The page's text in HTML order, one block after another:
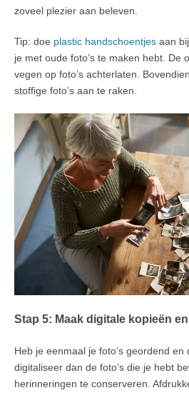
zoveel plezier aan beleven.
Tip: doe plastic handschoentjes aan
je met oude foto’s te maken hebt. De
vegen op foto’s achterlaten.
stoffige foto’s aan te raken.
Stap 5: Maak digitale kopieën
Heb je eenmaal je foto’s geordend
digitaliseer dan de foto’s die je hebt
herinneringen te conserveren.